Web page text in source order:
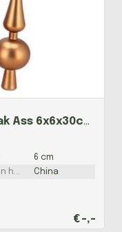
Deco Unbreakable Amber Peak Ass 6x6x30cm Nm
6 cm
Land van herkomst
China
€-,-